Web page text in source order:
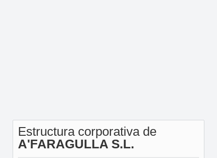
Estructura corporativa de
A'FARAGULLA S.L.